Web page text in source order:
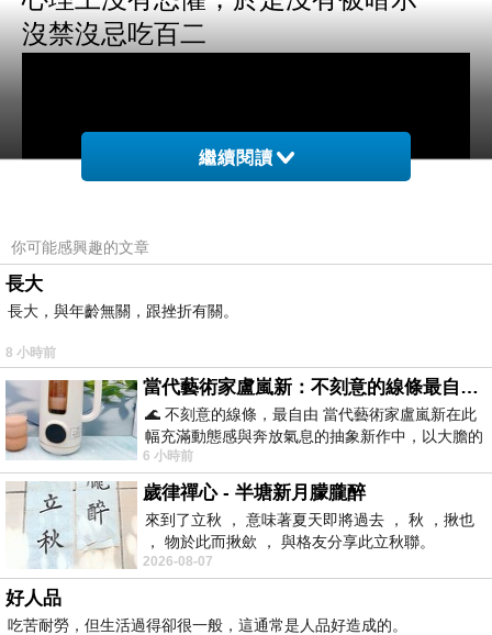
沒禁沒忌吃百二
上一篇： 日記0811
下一篇： 日記0813
繼續閱讀
你可能感興趣的文章
長大
長大，與年齡無關，跟挫折有關。
8 小時前
當代藝術家盧嵐新：不刻意的線條最自由，讓色彩流動、筆觸自己說話
🌊 不刻意的線條，最自由 當代藝術家盧嵐新在此
幅充滿動態感與奔放氣息的抽象新作中，以大膽的
藍色顏料在白色畫布上揮灑、壓印與流淌
6 小時前
歲律禪心 - 半塘新月朦朧醉
來到了立秋 ， 意味著夏天即將過去 ， 秋 ，揪也
， 物於此而揪歛 ， 與格友分享此立秋聯。
2026-08-07
好人品
吃苦耐勞，但生活過得卻很一般，這通常是人品好造成的。